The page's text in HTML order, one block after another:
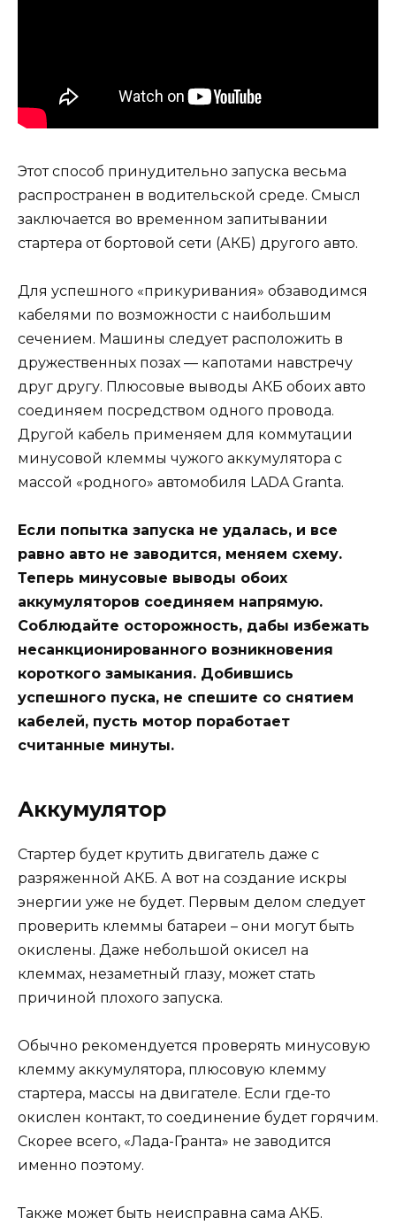
Этот способ принудительно запуска весьма
распространен в водительской среде. Смысл
заключается во временном запитывании
стартера от бортовой сети (АКБ) другого авто.
Для успешного «прикуривания» обзаводимся
кабелями по возможности с наибольшим
сечением. Машины следует расположить в
дружественных позах — капотами навстречу
друг другу. Плюсовые выводы АКБ обоих авто
соединяем посредством одного провода.
Другой кабель применяем для коммутации
минусовой клеммы чужого аккумулятора с
массой «родного» автомобиля LADA Granta.
Если попытка запуска не удалась, и все
равно авто не заводится, меняем схему.
Теперь минусовые выводы обоих
аккумуляторов соединяем напрямую.
Соблюдайте осторожность, дабы избежать
несанкционированного возникновения
короткого замыкания. Добившись
успешного пуска, не спешите со снятием
кабелей, пусть мотор поработает
считанные минуты.
Аккумулятор
Стартер будет крутить двигатель даже с
разряженной АКБ. А вот на создание искры
энергии уже не будет. Первым делом следует
проверить клеммы батареи – они могут быть
окислены. Даже небольшой окисел на
клеммах, незаметный глазу, может стать
причиной плохого запуска.
Обычно рекомендуется проверять минусовую
клемму аккумулятора, плюсовую клемму
стартера, массы на двигателе. Если где-то
окислен контакт, то соединение будет горячим.
Скорее всего, «Лада-Гранта» не заводится
именно поэтому.
Также может быть неисправна сама АКБ.